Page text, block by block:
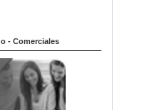
- Comerciales